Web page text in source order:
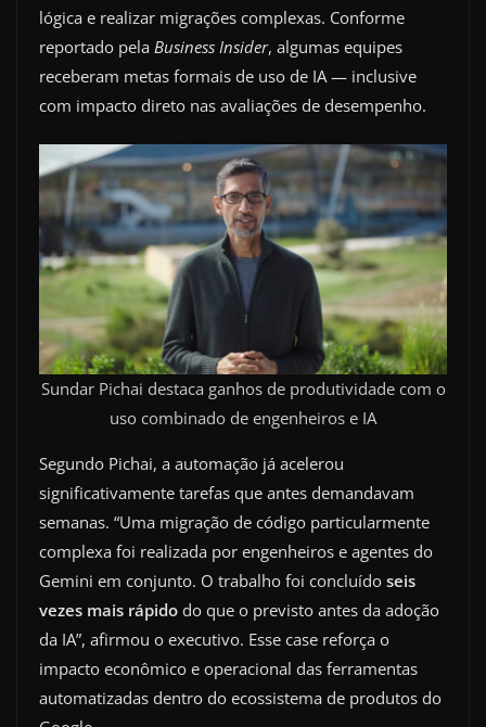
lógica e realizar migrações complexas. Conforme
reportado pela Business Insider, algumas equipes
receberam metas formais de uso de IA — inclusive
com impacto direto nas avaliações de desempenho.
Sundar Pichai destaca ganhos de produtividade com o
uso combinado de engenheiros e IA
Segundo Pichai, a automação já acelerou
significativamente tarefas que antes demandavam
semanas. “Uma migração de código particularmente
complexa foi realizada por engenheiros e agentes do
Gemini em conjunto. O trabalho foi concluído seis
vezes mais rápido do que o previsto antes da adoção
da IA”, afirmou o executivo. Esse case reforça o
impacto econômico e operacional das ferramentas
automatizadas dentro do ecossistema de produtos do